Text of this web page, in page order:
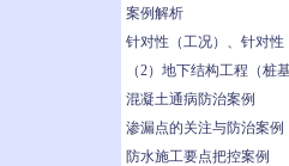
案例解析
针对性（工况）、针对
（2）地下结构工程（
混凝土通病防治案例
渗漏点的关注与防治案例
防水施工要点把控案例